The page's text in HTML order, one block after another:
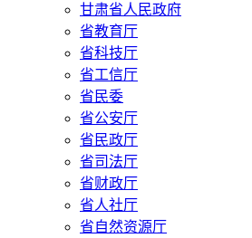
甘肃省人民政府
省教育厅
省科技厅
省工信厅
省民委
省公安厅
省民政厅
省司法厅
省财政厅
省人社厅
省自然资源厅